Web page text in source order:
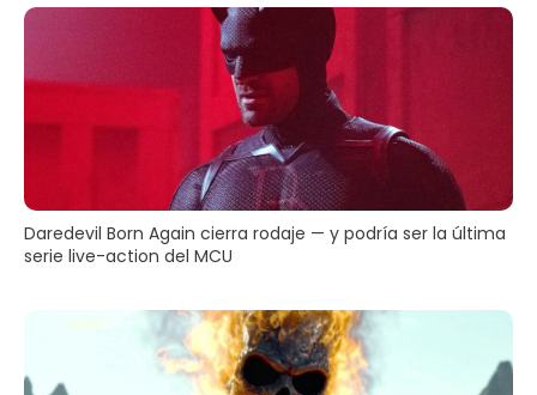
Daredevil Born Again cierra rodaje — y podría ser la última
serie live-action del MCU